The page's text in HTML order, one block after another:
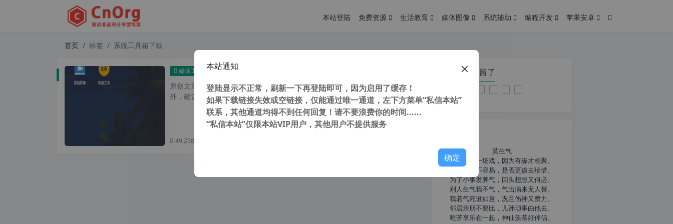
本站登陆 免费资源 生活教育 媒体图像 系统辅助 编程开发 苹果安卓
首页 标签 系统工具箱下载
媒体工具 Parallels Toolbox Business Edition (系统工具箱合集) v6.5.0.3684 中文特别版
原创文章，转载请注明： 转载自cnorg.12hp.de 注意：由于网站空间位于国
外，建议避开晚上的访问高峰期...
49,258 次浏览
您在本页停留了
莫生气
人生就像一场戏，因为有缘才相聚。
相扶到老不容易，是否更该去珍惜。
为了小事发脾气，回头想想又何必。
别人生气我不气，气出病来无人替。
我若气死谁如意，况且伤神又费力。
邻居亲朋不要比，儿孙琐事由他去。
吃苦享乐在一起，神仙羡慕好伴侣。
本站通知
登陆显示不正常，刷新一下再登陆即可，因为启用了缓存！
如果下载链接失效或空链接，仅能通过唯一通道，左下方菜单“私信本站”
联系，其他通道均得不到任何回复！请不要浪费你的时间......
“私信本站”仅限本站VIP用户，其他用户不提供服务
确定